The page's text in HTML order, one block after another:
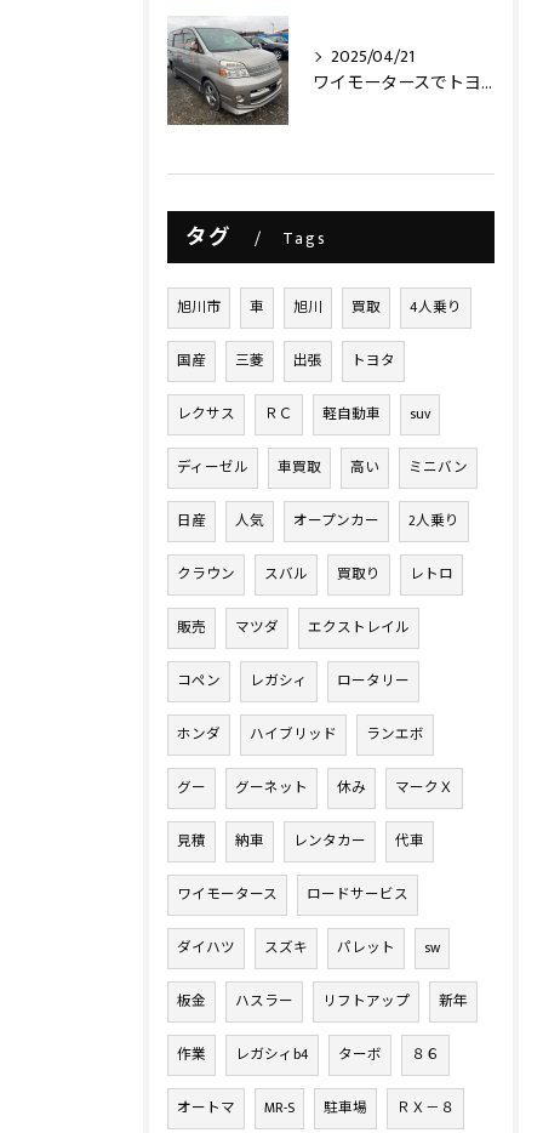
2025/04/21
ワイモータースでトヨタヴォクシー買取させて頂きました‼️
タグ Tags
旭川市 車 旭川 買取 4人乗り
国産 三菱 出張 トヨタ
レクサス ＲＣ 軽自動車 suv
ディーゼル 車買取 高い ミニバン
日産 人気 オープンカー 2人乗り
クラウン スバル 買取り レトロ
販売 マツダ エクストレイル
コペン レガシィ ロータリー
ホンダ ハイブリッド ランエボ
グー グーネット 休み マークＸ
見積 納車 レンタカー 代車
ワイモータース ロードサービス
ダイハツ スズキ パレット sw
板金 ハスラー リフトアップ 新年
作業 レガシィb4 ターボ ８６
オートマ MR-S 駐車場 ＲＸ－８